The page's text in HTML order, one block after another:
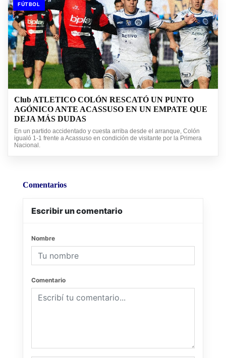
FÚTBOL
Club ATLETICO COLÓN RESCATÓ UN PUNTO
AGÓNICO ANTE ACASSUSO EN UN EMPATE QUE
DEJA MÁS DUDAS
En un partido accidentado y cuesta arriba desde el arranque, Colón
igualó 1-1 frente a Acassuso en condición de visitante por la Primera
Nacional.
Comentarios
Escribir un comentario
Nombre
Comentario